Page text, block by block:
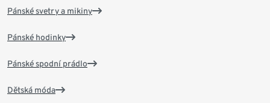
Pánské svetry a mikiny
Pánské hodinky
Pánské spodní prádlo
Dětská móda